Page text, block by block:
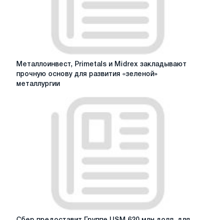
Металлоинвест,
Металлоинвест, Primetals и Midrex закладывают
прочную основу для развития «зеленой»
металлургии
Сбер